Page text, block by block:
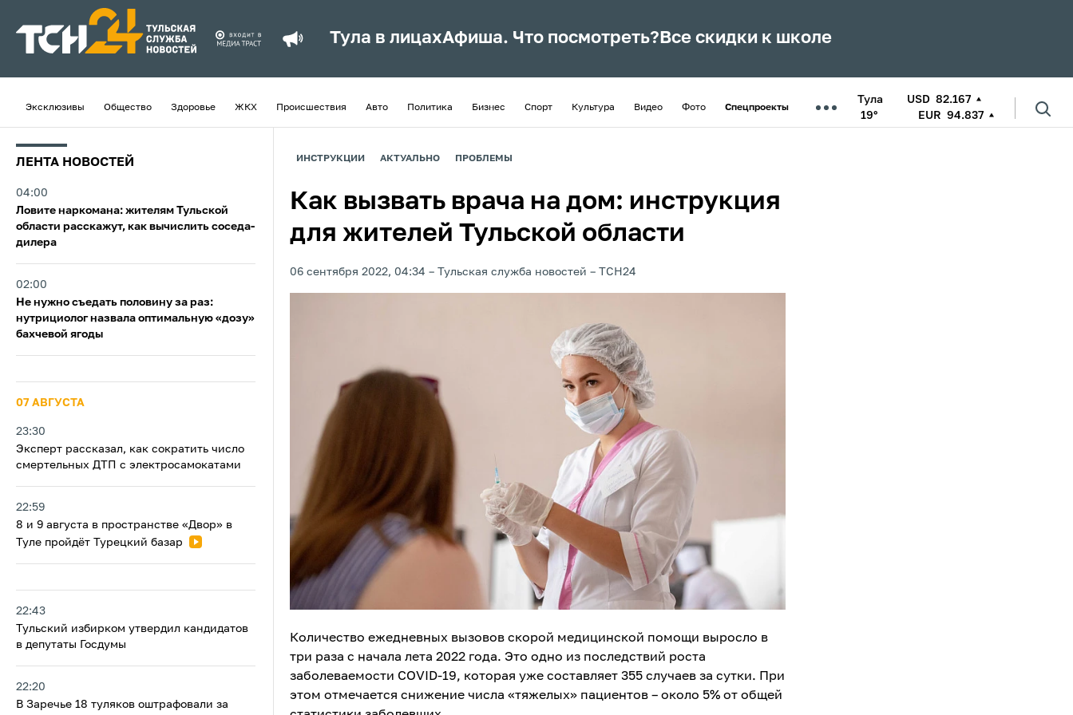
Тула в лицахАфиша. Что посмотреть? Все скидки к школе
Эксклюзивы Общество Здоровье ЖКХ Происшествия Авто Политика Бизнес Спорт Культура Видео Фото Спецпроекты
Тула
19°
USD 82.167
EUR 94.837
ЛЕНТА НОВОСТЕЙ
04:00
Ловите наркомана: жителям Тульской
области расскажут, как вычислить соседа-
дилера
02:00
Не нужно съедать половину за раз:
нутрициолог назвала оптимальную «дозу»
бахчевой ягоды
07 АВГУСТА
23:30
Эксперт рассказал, как сократить число
смертельных ДТП с электросамокатами
22:59
8 и 9 августа в пространстве «Двор» в
Туле пройдёт Турецкий базар
22:43
Тульский избирком утвердил кандидатов
в депутаты Госдумы
22:20
В Заречье 18 туляков оштрафовали за
ИНСТРУКЦИИ АКТУАЛЬНО ПРОБЛЕМЫ
Как вызвать врача на дом: инструкция
для жителей Тульской области
06 сентября 2022, 04:34 Тульская служба новостей ТСН24
Количество ежедневных вызовов скорой медицинской помощи выросло в
три раза с начала лета 2022 года. Это одно из последствий роста
заболеваемости COVID-19, которая уже составляет 355 случаев за сутки. При
этом отмечается снижение числа «тяжелых» пациентов – около 5% от общей